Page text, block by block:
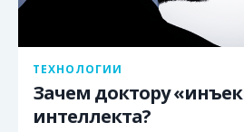
ТЕХНОЛОГИИ
Зачем доктору
интеллекта?